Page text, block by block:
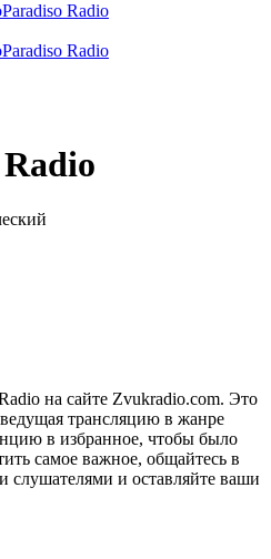
Radio
Radio
на сайте Zvukradio.com. Это
трансляцию в жанре
в избранное, чтобы было
самое важное, общайтесь в
слушателями и оставляйте ваши